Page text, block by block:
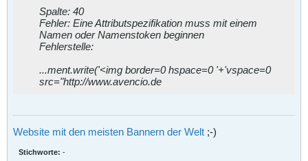
Spalte: 40
Fehler: Eine Attributspezifikation muss mit einem
Namen oder Namenstoken beginnen
Fehlerstelle:
...ment.write('<img border=0 hspace=0 '+'vspace=0
src="http://www.avencio.de
Website mit den meisten Bannern der Welt ;-)
Stichworte: -